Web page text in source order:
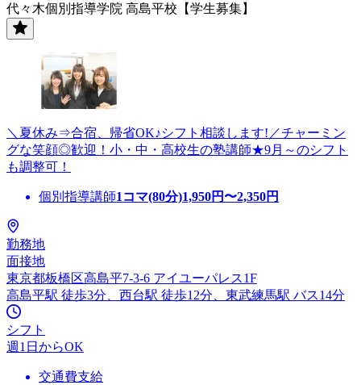
代々木個別指導学院 高島平校【学生募集】
＼夏休み⇒合宿、帰省OK♪シフト相談します!／チャーミン
グな笑顔◎歓迎！小・中・高校生の塾講師★9月～のシフト
も調整可！
個別指導講師1コマ(80分)1,950円〜2,350円
勤務地
面接地
東京都板橋区高島平7-3-6 アイユーパレス1F
高島平駅 徒歩3分、西台駅 徒歩12分、東武練馬駅 バス14分
シフト
週1日からOK
交通費支給